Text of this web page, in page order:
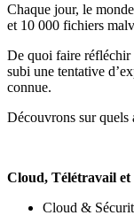
Chaque jour, le
et 10 000 fichiers
De quoi faire réfléchir
subi une tentative
connue.
Découvrons sur quels
Cloud, Télétravail
Cloud &